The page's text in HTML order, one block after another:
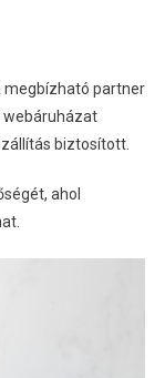
megbízható partner
webáruházat
biztosított.
ahol